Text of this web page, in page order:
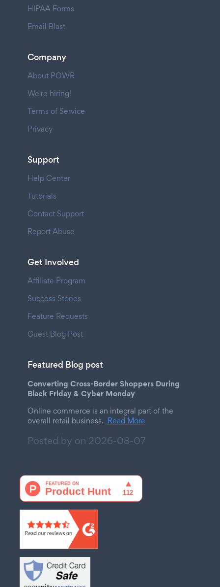
HIPAA Forms
Email Blast
Company
About POWR
We're hiring!
Terms of Service
Privacy
Support
Help Center
Tutorials
Contact Support
Report Abuse
Get Involved
Affiliate Program
Success Stories
Feature Requests
Guest Blog Post
Featured Blog post
Converting Cross-Border Shoppers During
Black Friday & Cyber Monday
Online commerce is an integral part of the
overall retail business. Read More
Posted by on 2026-08-07